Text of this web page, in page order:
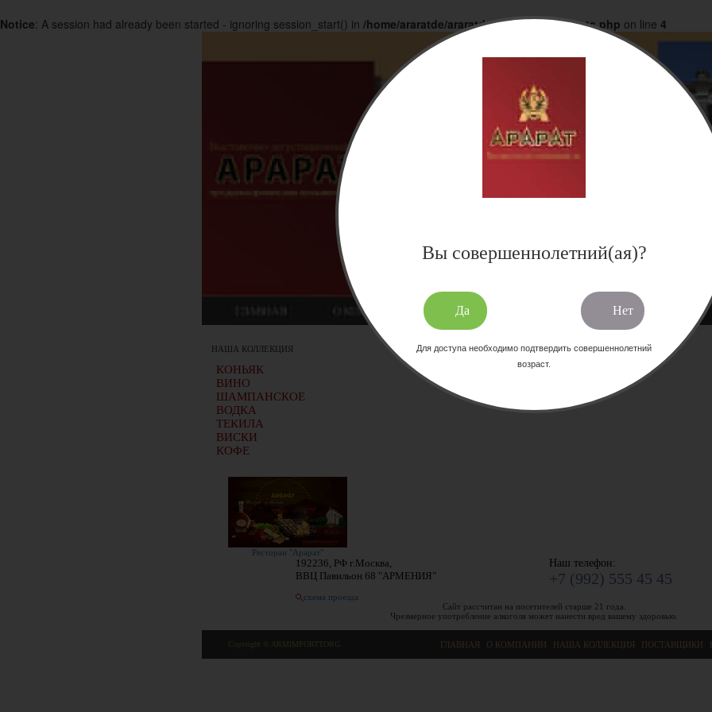
Notice: A session had already been started - ignoring session_start() in /home/araratde/araratdeg.ru/docs/products.php on line 4
НАША КОЛЛЕКЦИЯ
КОНЬЯК
ВИНО
ШАМПАНСКОЕ
ВОДКА
ТЕКИЛА
ВИСКИ
КОФЕ
Ресторан "Арарат"
192236, РФ г.Москва,
ВВЦ Павильон 68 "АРМЕНИЯ"
схема проезда
Наш телефон:
+7 (992) 555 45 45
Сайт рассчитан на посетителей старше 21 года.
Чрезмерное употребление алкоголя может нанести вред вашему здоровью.
Copyright © ARMIMPORTTORG ГЛАВНАЯ О КОМПАНИИ НАША КОЛЛЕКЦИЯ ПОСТАВЩИКИ
Вы совершеннолетний(ая)?
Да Нет
Для доступа необходимо подтвердить совершеннолетний
возраст.